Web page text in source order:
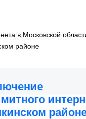
в Московской
районе